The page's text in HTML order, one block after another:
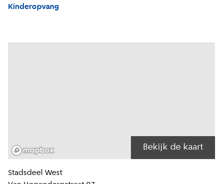
Kinderopvang
Bekijk de kaart
Locatiegegevens
Stadsdeel West